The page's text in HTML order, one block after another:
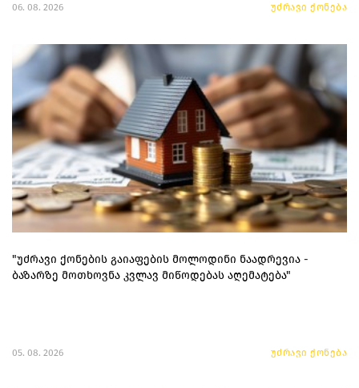
06. 08. 2026 უძრავი ქონება
"უძრავი ქონების გაიაფების მოლოდინი ნაადრევია -
ბაზარზე მოთხოვნა კვლავ მიწოდებას აღემატება"
05. 08. 2026 უძრავი ქონება